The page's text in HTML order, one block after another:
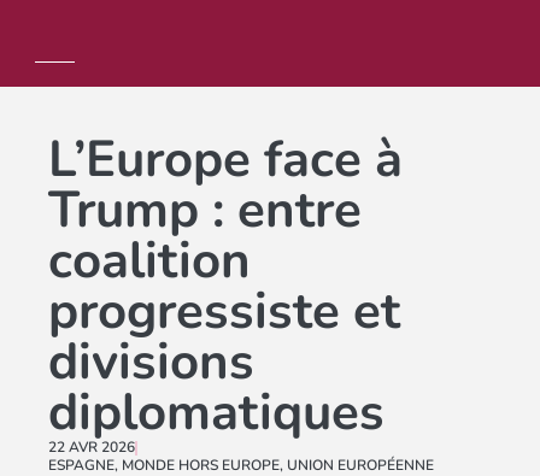
L’Europe face à
Trump : entre
coalition
progressiste et
divisions
diplomatiques
22 AVR 2026
ESPAGNE, MONDE HORS EUROPE, UNION EUROPÉENNE